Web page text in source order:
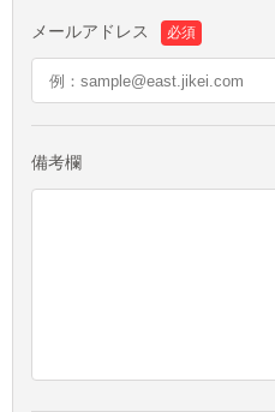
メールアドレス 必須
備考欄